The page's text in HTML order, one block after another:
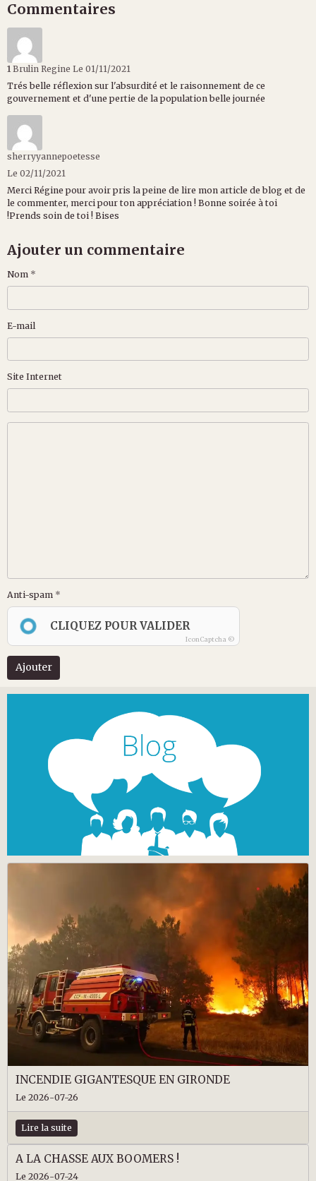
Commentaires
1 Brulin Regine Le 01/11/2021
Trés belle réflexion sur l'absurdité et le raisonnement de ce
gouvernement et d'une pertie de la population belle journée
sherryyannepoetesse
Le 02/11/2021
Merci Régine pour avoir pris la peine de lire mon article de blog et de
le commenter, merci pour ton appréciation ! Bonne soirée à toi
!Prends soin de toi ! Bises
Ajouter un commentaire
Nom
E-mail
Site Internet
Anti-spam
CLIQUEZ POUR VALIDER
IconCaptcha ©
Ajouter
INCENDIE GIGANTESQUE EN GIRONDE
Le 2026-07-26
Lire la suite
A LA CHASSE AUX BOOMERS !
Le 2026-07-24